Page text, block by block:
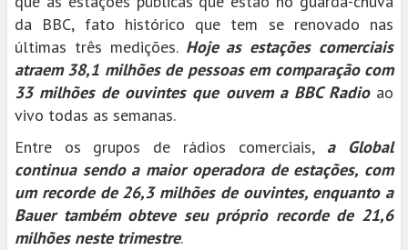
da BBC, fato histórico que tem se renovado nas
últimas três medições. Hoje as estações comerciais
atraem 38,1 milhões de pessoas em comparação com
33 milhões de ouvintes que ouvem a BBC Radioao
vivo todas as semanas.
Entre os grupos de rádios comerciais,a Global
continua sendo a maior operadora de estações, com
um recorde de 26,3 milhões de ouvintes, enquanto a
Bauer também obteve seu próprio recorde de 21,6
milhões neste trimestre.